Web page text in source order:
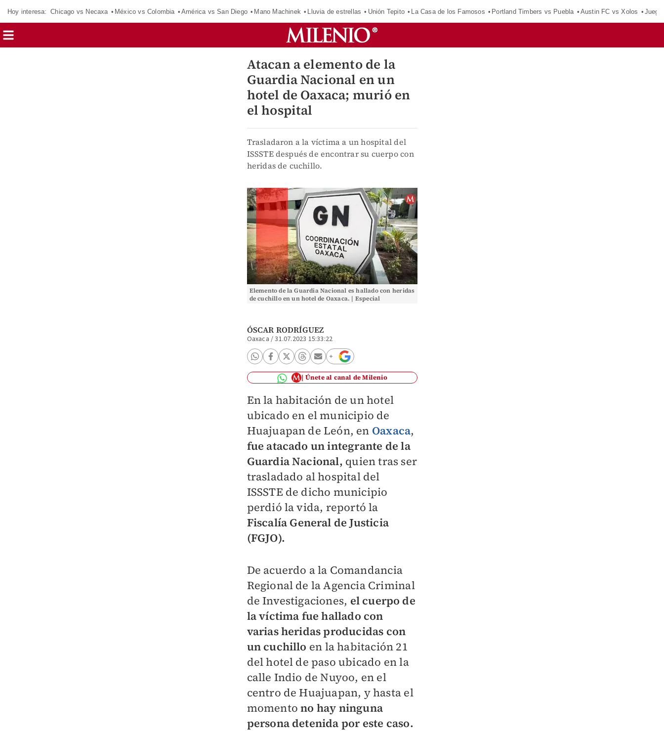
Hoy interesa: Chicago vs Necaxa México vs Colombia América vs San Diego Mano Machinek Lluvia de estrellas Unión Tepito La Casa de los Famosos Portland Timbers vs Puebla Austin FC vs Xolos
Atacan a elemento de la
Guardia Nacional en un
hotel de Oaxaca; murió en
el hospital
Trasladaron a la víctima a un hospital del
ISSSTE después de encontrar su cuerpo con
heridas de cuchillo.
Elemento de la Guardia Nacional es hallado con heridas
de cuchillo en un hotel de Oaxaca. | Especial
ÓSCAR RODRÍGUEZ
Oaxaca /31.07.2023 15:33:22
Únete al canal de Milenio
En la habitación de un hotel
ubicado en el municipio de
Huajuapan de León, en Oaxaca,
fue atacado un integrante de la
Guardia Nacional, quien tras ser
trasladado al hospital del
ISSSTE de dicho municipio
perdió la vida, reportó la
Fiscalía General de Justicia
(FGJO).
De acuerdo a la Comandancia
Regional de la Agencia Criminal
de Investigaciones, el cuerpo de
la víctima fue hallado con
varias heridas producidas con
un cuchillo en la habitación 21
del hotel de paso ubicado en la
calle Indio de Nuyoo, en el
centro de Huajuapan, y hasta el
momentono hay ninguna
persona detenida por este caso.